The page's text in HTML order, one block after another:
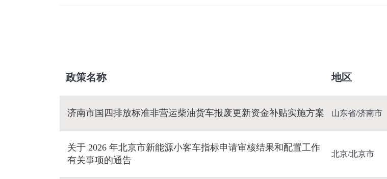
政策名称 地区
济南市国四排放标准非营运柴油货车报废更新资金补贴实施方案 山东省/济南市
关于 2026 年北京市新能源小客车指标申请审核结果和配置工作
有关事项的通告
北京/北京市